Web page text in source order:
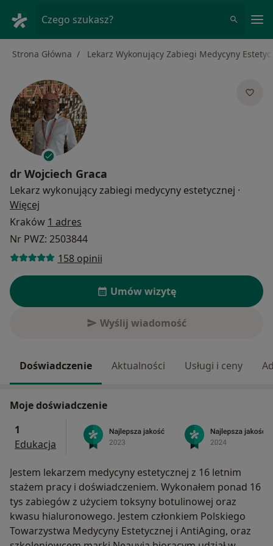
Czego szukasz?
Strona Główna Lekarz Wykonujący Zabiegi Medycyny
dr Wojciech Graca
Lekarz wykonujący zabiegi medycyny estetycznej ·
Więcej
Kraków 1 adres
Nr PWZ: 2503844
158 opinii
Umów wizytę
Wyślij wiadomość
Doświadczenie Aktualności Usługi i ceny
Moje doświadczenie
1
Edukacja
Jestem lekarzem medycyny estetycznej z 16 letnim
stażem pracy i doświadczeniem. Wykonałem ponad 16
tys zabiegów z użyciem toksyny botulinowej oraz
kwasu hialuronowego. Jestem członkiem Polskiego
Towarzystwa Medycyny Estetycznej i AntiAging, oraz